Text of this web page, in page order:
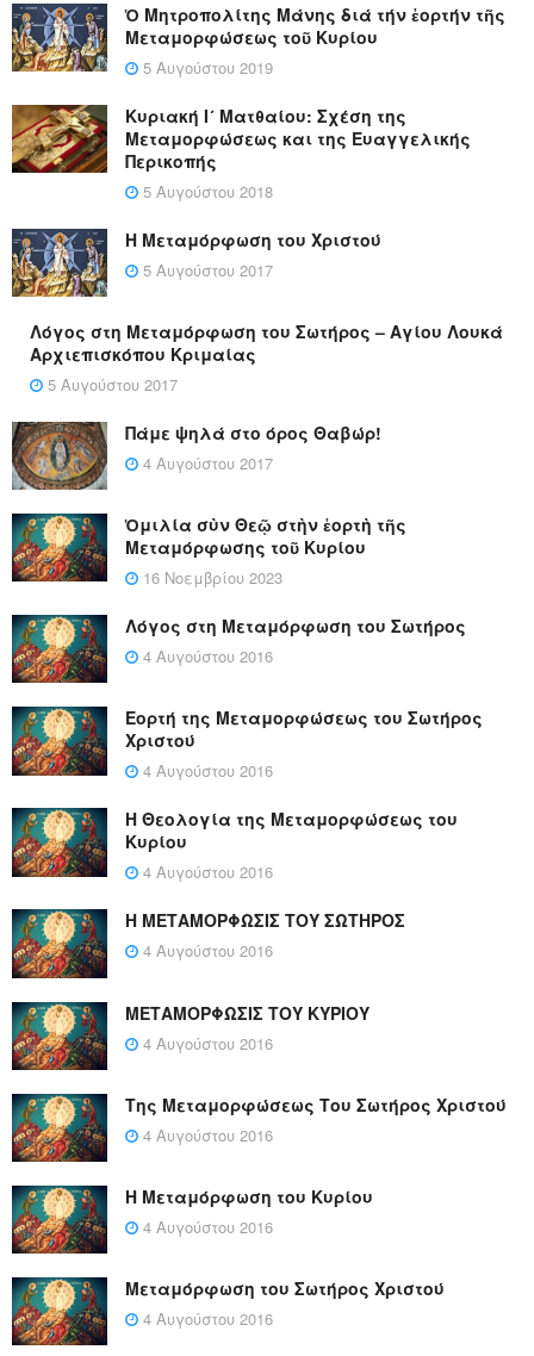
Ὁ Μητροπολίτης Μάνης διά τήν ἑορτήν τῆς
Μεταμορφώσεως τοῦ Κυρίου
5 Αυγούστου 2019
Κυριακή Ι´ Ματθαίου: Σχέση της
Μεταμορφώσεως και της Ευαγγελικής
Περικοπής
5 Αυγούστου 2018
Η Μεταμόρφωση του Χριστού
5 Αυγούστου 2017
Λόγος στη Μεταμόρφωση του Σωτήρος – Αγίου Λουκά
Αρχιεπισκόπου Κριμαίας
5 Αυγούστου 2017
Πάμε ψηλά στο όρος Θαβώρ!
4 Αυγούστου 2017
Ὁμιλία σὺν Θεῷ στὴν ἑορτὴ τῆς
Μεταμόρφωσης τοῦ Κυρίου
16 Νοεμβρίου 2023
Λόγος στη Μεταμόρφωση του Σωτήρος
4 Αυγούστου 2016
Εορτή της Μεταμορφώσεως του Σωτήρος
Χριστού
4 Αυγούστου 2016
Η Θεολογία της Μεταμορφώσεως του
Κυρίου
4 Αυγούστου 2016
Η ΜΕΤΑΜΟΡΦΩΣΙΣ ΤΟΥ ΣΩΤΗΡΟΣ
4 Αυγούστου 2016
ΜΕΤΑΜΟΡΦΩΣΙΣ ΤΟΥ ΚΥΡΙΟΥ
4 Αυγούστου 2016
Της Μεταμορφώσεως Του Σωτήρος Χριστού
4 Αυγούστου 2016
Η Μεταμόρφωση του Κυρίου
4 Αυγούστου 2016
Μεταμόρφωση του Σωτήρος Χριστού
4 Αυγούστου 2016